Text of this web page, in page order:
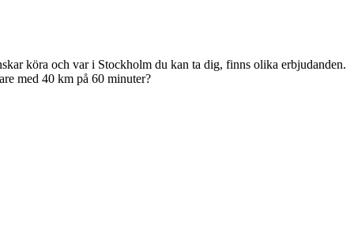
köra och var i Stockholm du kan ta dig, finns olika erbjudanden.
med 40 km på 60 minuter?